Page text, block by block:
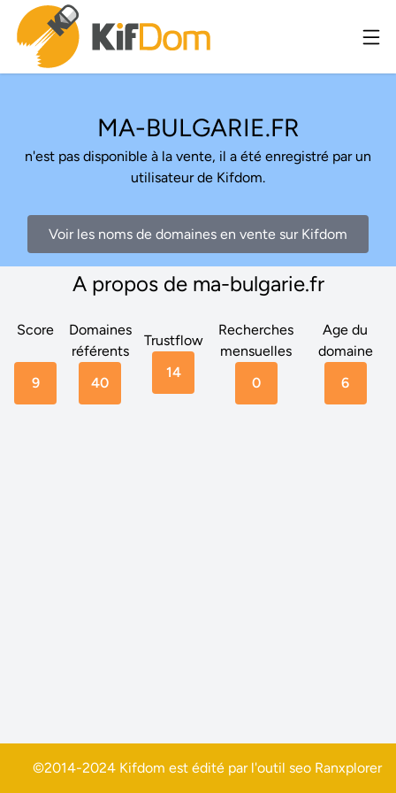
MA-BULGARIE.FR
n'est pas disponible à la vente, il a été enregistré par un
utilisateur de Kifdom.
Voir les noms de domaines en vente sur Kifdom
A propos de ma-bulgarie.fr
Score
9
Domaines
référents
40
Trustflow
14
Recherches
mensuelles
0
Age du
domaine
6
©2014-2024 Kifdom est édité par l'outil seo Ranxplorer